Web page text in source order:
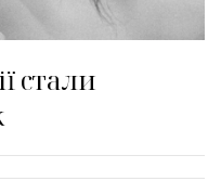
стали